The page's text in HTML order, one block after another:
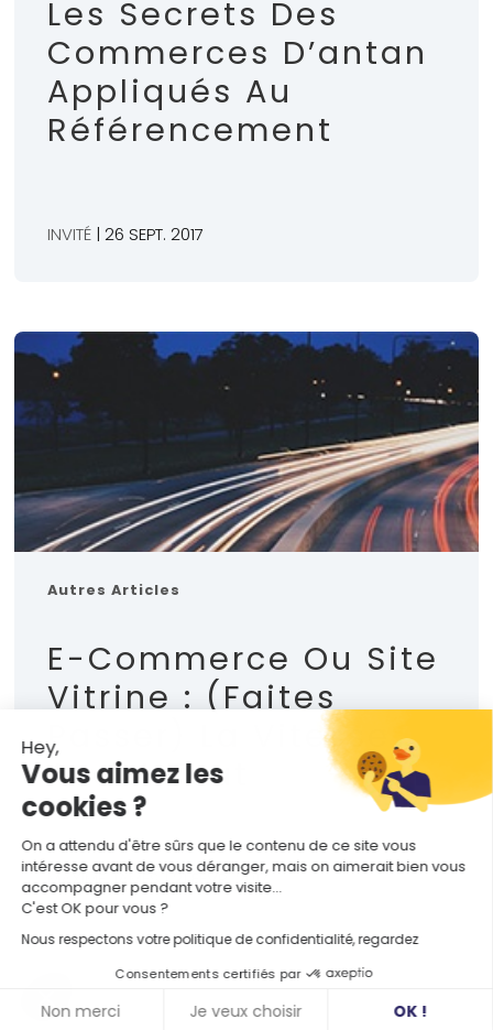
Hey,
Vous aimez les
cookies ?
On a attendu d'être sûrs que le contenu de ce site vous
intéresse avant de vous déranger, mais on aimerait bien vous
accompagner pendant votre visite...
C'est OK pour vous ?
Nous respectons votre politique de confidentialité, regardez
Consentements certifiés par
Non merci Je veux choisir OK !
Les Secrets Des
Commerces D’antan
Appliqués Au
Référencement
INVITÉ | 26 SEPT. 2017
Autres Articles
E-Commerce Ou Site
Vitrine : (faites
Passer) La Vitesse
Avant Tout
MAXIME JAMES | 21 FÉVR. 2017